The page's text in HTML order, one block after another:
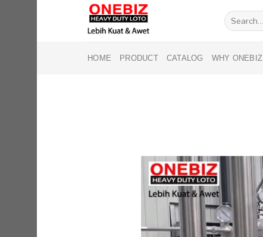
Search
for:
HOME PRODUCT CATALOG WHY ONEBIZ